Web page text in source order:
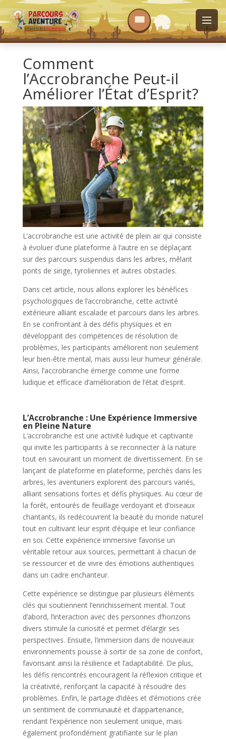
Comment
l’Accrobranche Peut-il
Améliorer l’État d’Esprit?
L’accrobranche est une activité de plein air qui consiste
à évoluer d’une plateforme à l’autre en se déplaçant
sur des parcours suspendus dans les arbres, mêlant
ponts de singe, tyroliennes et autres obstacles.
Dans cet article, nous allons explorer les bénéfices
psychologiques de l’accrobranche, cette activité
extérieure alliant escalade et parcours dans les arbres.
En se confrontant à des défis physiques et en
développant des compétences de résolution de
problèmes, les participants améliorent non seulement
leur bien-être mental, mais aussi leur humeur générale.
Ainsi, l’accrobranche émerge comme une forme
ludique et efficace d’amélioration de l’état d’esprit.
L’Accrobranche : Une Expérience Immersive
en Pleine Nature
L’accrobranche est une activité ludique et captivante
qui invite les participants à se reconnecter à la nature
tout en savourant un moment de divertissement. En se
lançant de plateforme en plateforme, perchés dans les
arbres, les aventuriers explorent des parcours variés,
alliant sensations fortes et défis physiques. Au cœur de
la forêt, entourés de feuillage verdoyant et d’oiseaux
chantants, ils redécouvrent la beauté du monde naturel
tout en cultivant leur esprit d’équipe et leur confiance
en soi. Cette expérience immersive favorise un
véritable retour aux sources, permettant à chacun de
se ressourcer et de vivre des émotions authentiques
dans un cadre enchanteur.
Cette expérience se distingue par plusieurs éléments
clés qui soutiennent l’enrichissement mental. Tout
d’abord, l’interaction avec des personnes d’horizons
divers stimule la curiosité et permet d’élargir ses
perspectives. Ensuite, l’immersion dans de nouveaux
environnements pousse à sortir de sa zone de confort,
favorisant ainsi la résilience et l’adaptabilité. De plus,
les défis rencontrés encouragent la réflexion critique et
la créativité, renforçant la capacité à résoudre des
problèmes. Enfin, le partage d’idées et d’émotions crée
un sentiment de communauté et d’appartenance,
rendant l’expérience non seulement unique, mais
également profondément gratifiante sur le plan